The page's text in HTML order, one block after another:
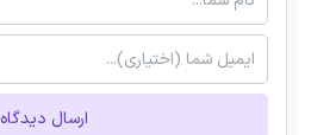
ارسال دیدگاه